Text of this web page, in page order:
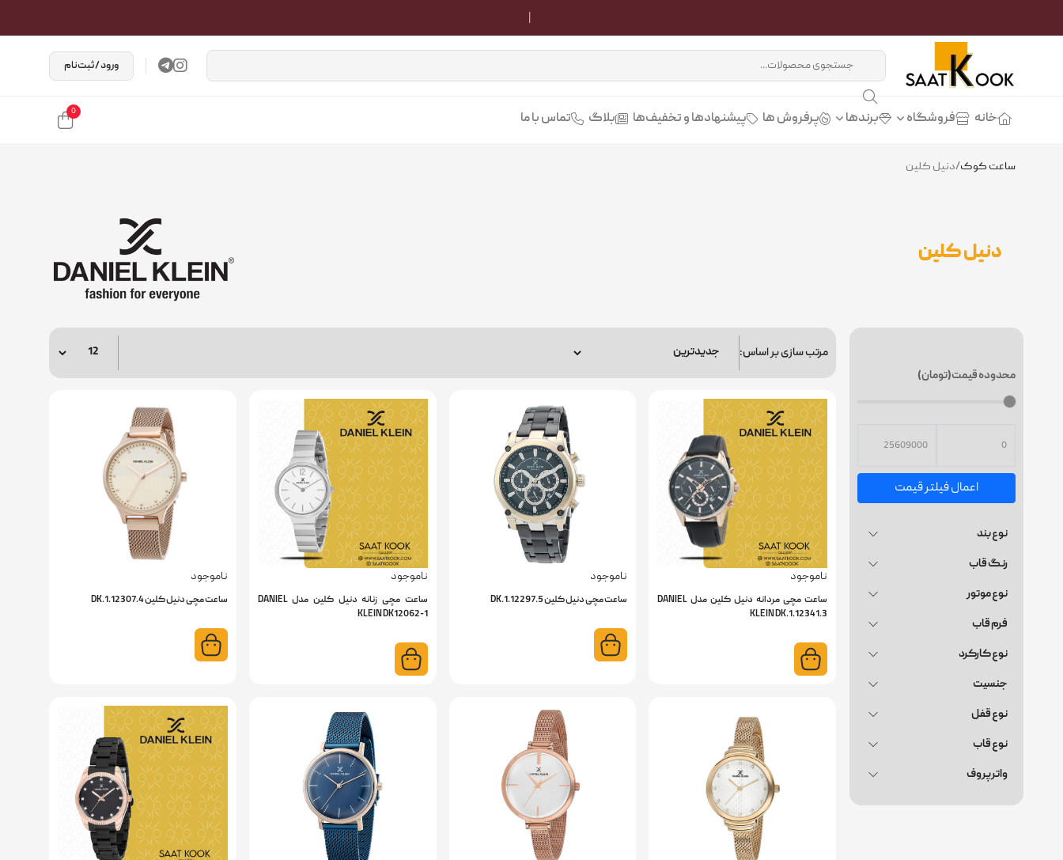
تمامی محصولات سایت اصلی
ورود / ثبت‌نام
خانه فروشگاه برندها پرفروش ها پیشنهادها و تخفیف‌ها بلاگ تماس با ما 0
ساعت کوک/دنیل کلین
دنیل کلین
محدوده قیمت(تومان)
اعمال فیلتر قیمت
نوع بند
رنگ قاب
نوع موتور
فرم قاب
نوع کارکرد
جنسیت
نوع قفل
نوع قاب
واترپروف
مرتب سازی بر اساس:
ناموجود
ساعت مچی مردانه دنیل کلین مدل DANIEL
KLEIN DK.1.12341.3
ناموجود
ساعت مچی دنیل کلین DK.1.12297.5
ناموجود
ساعت مچی زنانه دنیل کلین مدل DANIEL
KLEIN DK12062-1
ناموجود
ساعت مچی دنیل کلین DK.1.12307.4